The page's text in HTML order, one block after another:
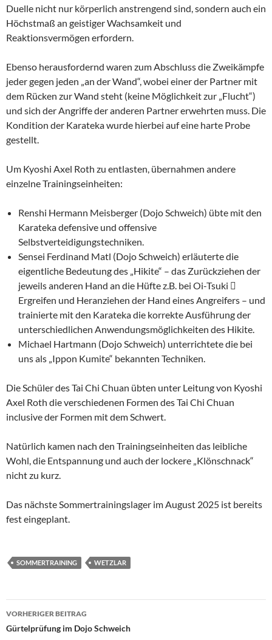
Duelle nicht nur körperlich anstrengend sind, sondern auch ein
Höchstmaß an geistiger Wachsamkeit und
Reaktionsvermögen erfordern.
Ebenso herausfordernd waren zum Abschluss die Zweikämpfe
jeder gegen jeden „an der Wand“, wobei einer der Partner mit
dem Rücken zur Wand steht (keine Möglichkeit zur „Flucht“)
und sich der Angriffe der anderen Partner erwehrten muss. Die
Kondition der Karateka wurde hierbei auf eine harte Probe
gestellt.
Um Kyoshi Axel Roth zu entlasten, übernahmen andere
einzelne Trainingseinheiten:
Renshi Hermann Meisberger (Dojo Schweich) übte mit den
Karateka defensive und offensive
Selbstverteidigungstechniken.
Sensei Ferdinand Matl (Dojo Schweich) erläuterte die
eigentliche Bedeutung des „Hikite“ – das Zurückziehen der
jeweils anderen Hand an die Hüfte z.B. bei Oi-Tsuki 
Ergreifen und Heranziehen der Hand eines Angreifers – und
trainierte mit den Karateka die korrekte Ausführung der
unterschiedlichen Anwendungsmöglichkeiten des Hikite.
Michael Hartmann (Dojo Schweich) unterrichtete die bei
uns als „Ippon Kumite“ bekannten Techniken.
Die Schüler des Tai Chi Chuan übten unter Leitung von Kyoshi
Axel Roth die verschiedenen Formen des Tai Chi Chuan
inclusive der Formen mit dem Schwert.
Natürlich kamen nach den Trainingseinheiten das leibliche
Wohl, die Entspannung und auch der lockere „Klönschnack“
nicht zu kurz.
Das nächste Sommertrainingslager im August 2025 ist bereits
fest eingeplant.
SOMMERTRAINING WETZLAR
Beitragsnavigation
VORHERIGER BEITRAG
Gürtelprüfung im Dojo Schweich